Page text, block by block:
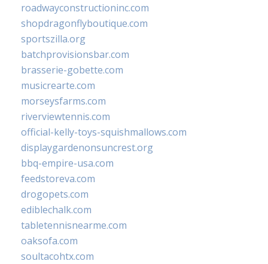
roadwayconstructioninc.com
shopdragonflyboutique.com
sportszilla.org
batchprovisionsbar.com
brasserie-gobette.com
musicrearte.com
morseysfarms.com
riverviewtennis.com
official-kelly-toys-squishmallows.com
displaygardenonsuncrest.org
bbq-empire-usa.com
feedstoreva.com
drogopets.com
ediblechalk.com
tabletennisnearme.com
oaksofa.com
soultacohtx.com